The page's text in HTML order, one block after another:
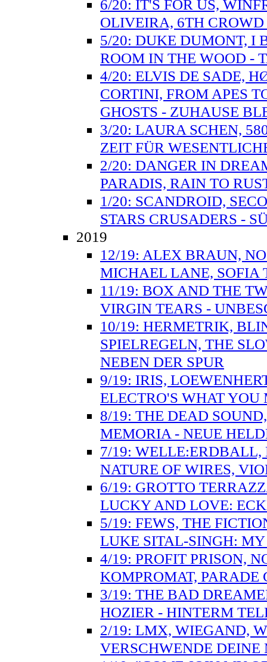
6/20: IT'S FOR US,
OLIVEIRA, 6TH
5/20: DUKE DUMONT, I
ROOM IN THE WOOD -
4/20: ELVIS DE SADE,
CORTINI, FROM APES
GHOSTS - ZUHAUSE
3/20: LAURA SCHEN,
ZEIT FÜR
2/20: DANGER IN
PARADIS, RAIN TO
1/20: SCANDROID,
STARS CRUSADERS -
2019
12/19: ALEX BRAUN,
MICHAEL LANE, SOFIA
11/19: BOX AND THE
VIRGIN TEARS -
10/19: HERMETRIK,
SPIELREGELN, THE
NEBEN DER SPUR
9/19: IRIS,
ELECTRO'S WHAT YOU
8/19: THE DEAD
MEMORIA - NEUE
7/19:
NATURE OF WIRES,
6/19: GROTTO
LUCKY AND LOVE:
5/19: FEWS, THE
LUKE SITAL-SINGH:
4/19: PROFIT PRISON,
KOMPROMAT, PARADE
3/19: THE BAD
HOZIER - HINTERM
2/19: LMX, WIEGAND,
VERSCHWENDE DEINE